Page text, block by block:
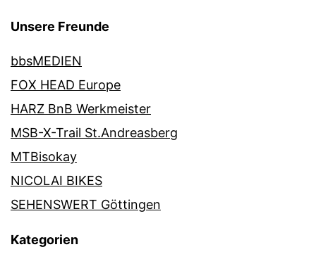
Unsere Freunde
bbsMEDIEN
FOX HEAD Europe
HARZ BnB Werkmeister
MSB-X-Trail St.Andreasberg
MTBisokay
NICOLAI BIKES
SEHENSWERT Göttingen
Kategorien